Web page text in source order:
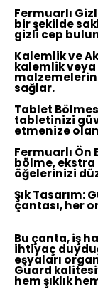
Fermuarlı
bir şekilde
gizli cep
Kalemlik ve
kalemlik veya
sağlar.
Tablet
tabletinizi
etmenize
Fermuarlı Ön
bölme,
öğelerinizi
Şık Tasarım:
çantası, her
Bu çanta, iş
ihtiyaç
eşyaları
Guard
hem şıklık